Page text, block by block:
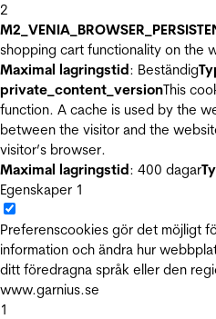
2
shopping cart functionality on the
Maximal lagringstid: Beständig
private_content_versionThis
function. A cache is used by the
between the visitor and the
visitor’s browser.
Maximal lagringstid: 400 dagar
Egenskaper 1
Preferenscookies gör det möjligt
information och ändra hur
ditt föredragna språk eller den
www.garnius.se
1